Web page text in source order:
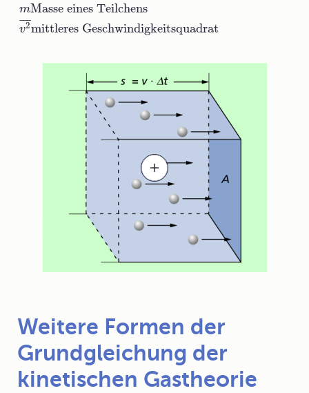
mMasse eines Teilchens
v2
¯¯
¯mittleres Geschwindigkeitsquadrat
Weitere Formen der
Grundgleichung der
kinetischen Gastheorie